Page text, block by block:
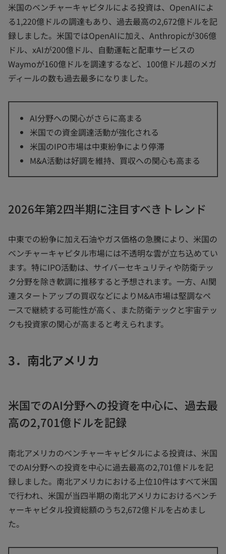
米国のベンチャーキャピタルによる投資は、OpenAIによ
る1,220億ドルの調達もあり、過去最高の2,672億ドルを記
録しました。米国ではOpenAIに加え、Anthropicが306億
ドル、xAIが200億ドル、自動運転と配車サービスの
Waymoが160億ドルを調達するなど、100億ドル超のメガ
ディールの数も過去最多になりました。
AI分野への関心がさらに高まる
米国での資金調達活動が強化される
米国のIPO市場は中東紛争により停滞
M&A活動は好調を維持、買収への関心も高まる
2026年第2四半期に注目すべきトレンド
中東での紛争に加え石油やガス価格の急騰により、米国の
ベンチャーキャピタル市場には不透明な雲が立ち込めてい
ます。特にIPO活動は、サイバーセキュリティや防衛テッ
ク分野を除き軟調に推移すると予想されます。一方、AI関
連スタートアップの買収などによりM&A市場は堅調なペ
ースで継続する可能性が高く、また防衛テックと宇宙テッ
クも投資家の関心が高まると考えられます。
3．南北アメリカ
米国でのAI分野への投資を中心に、過去最
高の2,701億ドルを記録
南北アメリカのベンチャーキャピタルによる投資は、米国
でのAI分野への投資を中心に過去最高の2,701億ドルを記
録しました。南北アメリカにおける上位10件はすべて米国
で行われ、米国が当四半期の南北アメリカにおけるベンチ
ャーキャピタル投資総額のうち2,672億ドルを占めまし
た。